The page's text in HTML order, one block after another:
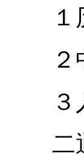
１历
２中
３人
二通